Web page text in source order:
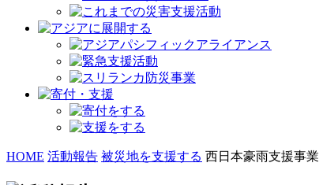
HOME 活動報告 被災地を支援する 西日本豪雨支援事業